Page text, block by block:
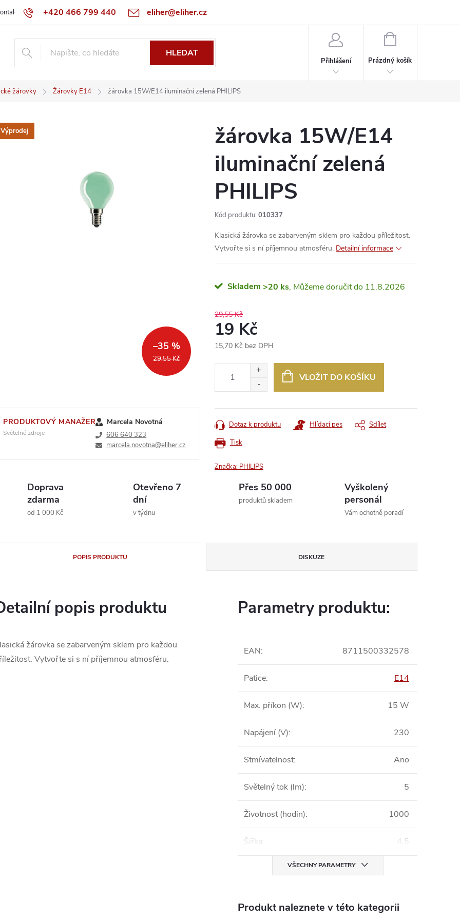
+420 466 799 440 eliher@eliher.cz
Obchodní podmínky Reklamační řád Specialista na Bordeaux
HLEDAT
Přihlášení
NÁKUPNÍ
Prázdný košík
žárovky Žárovky E14 žárovka 15W/E14 iluminační zelená PHILIPS
Výprodej
29,55 Kč
–35 %
PRODUKTOVÝ MANAŽER
Světelné zdroje
Marcela Novotná
606 640 323
marcela.novotna@eliher.cz
žárovka 15W/E14
iluminační zelená
PHILIPS
Kód produktu: 010337
Klasická žárovka se zabarveným sklem pro každou příležitost.
Vytvořte si s ní příjemnou atmosféru. Detailní informace
Skladem >20 ks 11.8.2026
29,55 Kč
19 Kč
15,70 Kč bez DPH
VLOŽIT DO KOŠÍKU
Tisk
Dotaz k produktu Hlídací pes Sdílet
Značka: PHILIPS
Doprava
zdarma
od 1 000 Kč
Otevřeno 7
dní
v týdnu
Přes 50 000
produktů skladem
Vyškolený
personál
Vám ochotně poradí
POPIS PRODUKTU DISKUZE
popis produktu
žárovka se zabarveným sklem pro každou
Vytvořte si s ní příjemnou atmosféru.
Parametry produktu:
EAN: 8711500332578
Patice: E14
Max. příkon (W): 15 W
Napájení (V): 230
Stmívatelnost: Ano
Světelný tok (lm): 5
Životnost (hodin): 1000
Šířka: 4,5
VŠECHNY PARAMETRY
Produkt naleznete v této kategorii